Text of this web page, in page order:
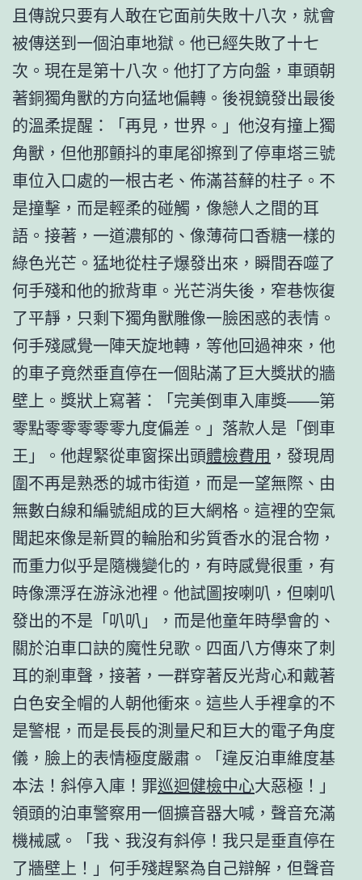
且傳說只要有人敢在它面前失敗十八次，就會
被傳送到一個泊車地獄。他已經失敗了十七
次。現在是第十八次。他打了方向盤，車頭朝
著銅獨角獸的方向猛地偏轉。後視鏡發出最後
的溫柔提醒：「再見，世界。」他沒有撞上獨
角獸，但他那顫抖的車尾卻擦到了停車塔三號
車位入口處的一根古老、佈滿苔蘚的柱子。不
是撞擊，而是輕柔的碰觸，像戀人之間的耳
語。接著，一道濃郁的、像薄荷口香糖一樣的
綠色光芒。猛地從柱子爆發出來，瞬間吞噬了
何手殘和他的掀背車。光芒消失後，窄巷恢復
了平靜，只剩下獨角獸雕像一臉困惑的表情。
何手殘感覺一陣天旋地轉，等他回過神來，他
的車子竟然垂直停在一個貼滿了巨大獎狀的牆
壁上。獎狀上寫著：「完美倒車入庫獎——第
零點零零零零零九度偏差。」落款人是「倒車
王」。他趕緊從車窗探出頭體檢費用 ，發現周
圍不再是熟悉的城市街道，而是一望無際、由
無數白線和編號組成的巨大網格。這裡的空氣
聞起來像是新買的輪胎和劣質香水的混合物，
而重力似乎是隨機變化的，有時感覺很重，有
時像漂浮在游泳池裡。他試圖按喇叭，但喇叭
發出的不是「叭叭」，而是他童年時學會的、
關於泊車口訣的魔性兒歌。四面八方傳來了刺
耳的剎車聲，接著，一群穿著反光背心和戴著
白色安全帽的人朝他衝來。這些人手裡拿的不
是警棍，而是長長的測量尺和巨大的電子角度
儀，臉上的表情極度嚴肅。「違反泊車維度基
本法！斜停入庫！罪巡迴健檢中心大惡極！」
領頭的泊車警察用一個擴音器大喊，聲音充滿
機械感。「我、我沒有斜停！我只是垂直停在
了牆壁上！」何手殘趕緊為自己辯解，但聲音